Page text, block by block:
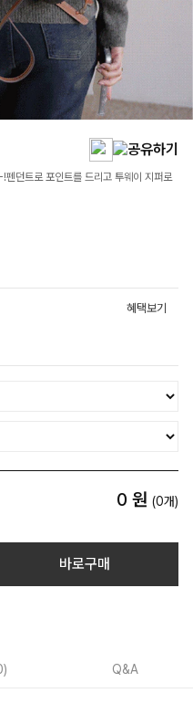
던트로 포인트를 드리고 투웨이 지퍼로
혜택보기
0 원 (0개)
바로구매
) Q&A